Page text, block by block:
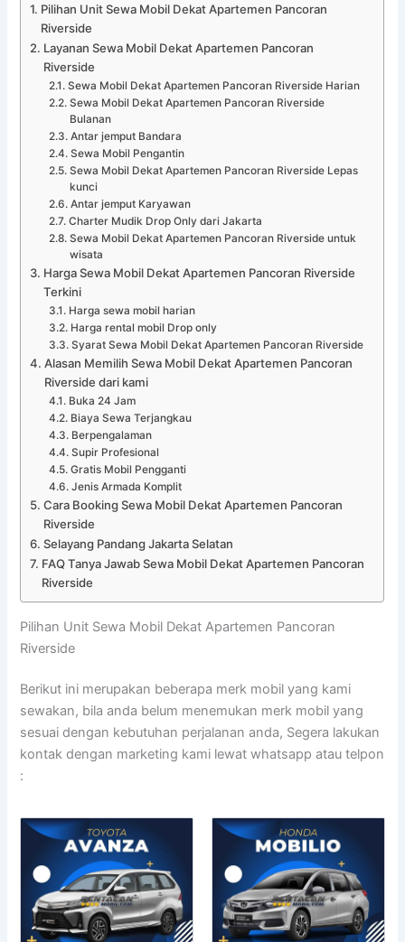
Pilihan Unit Sewa Mobil Dekat Apartemen Pancoran
Riverside
Layanan Sewa Mobil Dekat Apartemen Pancoran
Riverside
Sewa Mobil Dekat Apartemen Pancoran Riverside Harian
Sewa Mobil Dekat Apartemen Pancoran Riverside
Bulanan
Antar jemput Bandara
Sewa Mobil Pengantin
Sewa Mobil Dekat Apartemen Pancoran Riverside Lepas
kunci
Antar jemput Karyawan
Charter Mudik Drop Only dari Jakarta
Sewa Mobil Dekat Apartemen Pancoran Riverside untuk
wisata
Harga Sewa Mobil Dekat Apartemen Pancoran Riverside
Terkini
Harga sewa mobil harian
Harga rental mobil Drop only
Syarat Sewa Mobil Dekat Apartemen Pancoran Riverside
Alasan Memilih Sewa Mobil Dekat Apartemen Pancoran
Riverside dari kami
Buka 24 Jam
Biaya Sewa Terjangkau
Berpengalaman
Supir Profesional
Gratis Mobil Pengganti
Jenis Armada Komplit
Cara Booking Sewa Mobil Dekat Apartemen Pancoran
Riverside
Selayang Pandang Jakarta Selatan
FAQ Tanya Jawab Sewa Mobil Dekat Apartemen Pancoran
Riverside
Pilihan Unit Sewa Mobil Dekat Apartemen Pancoran
Riverside
Berikut ini merupakan beberapa merk mobil yang kami
sewakan, bila anda belum menemukan merk mobil yang
sesuai dengan kebutuhan perjalanan anda, Segera lakukan
kontak dengan marketing kami lewat whatsapp atau telpon
: